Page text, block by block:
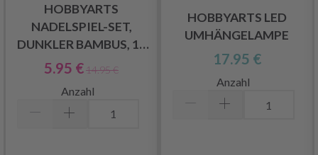
HOBBYARTS
NADELSPIEL-SET,
DUNKLER BAMBUS, 15
GRÖSSEN, 20 CM
5.95 €14.95 €
Anzahl
HOBBYARTS LED
UMHÄNGELAMPE
17.95 €
Anzahl